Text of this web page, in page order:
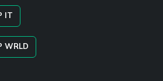
IT
WRLD